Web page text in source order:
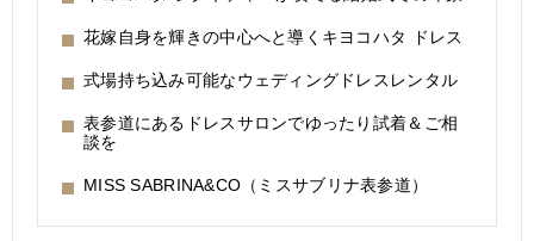
花嫁自身を輝きの中心へと導くキヨコハタ ドレス
式場持ち込み可能なウェディングドレスレンタル
表参道にあるドレスサロンでゆったり試着＆ご相
談を
MISS SABRINA&CO（ミスサブリナ表参道）